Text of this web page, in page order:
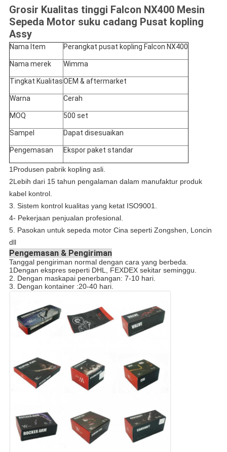
Grosir Kualitas tinggi Falcon NX400 Mesin
Sepeda Motor suku cadang Pusat kopling
Assy
Nama Item Perangkat pusat kopling Falcon NX400
Nama merek Wimma
Tingkat KualitasOEM & aftermarket
Warna Cerah
MOQ 500 set
Sampel Dapat disesuaikan
Pengemasan Ekspor paket standar
1Produsen pabrik kopling asli.
2Lebih dari 15 tahun pengalaman dalam manufaktur produk
kabel kontrol.
3. Sistem kontrol kualitas yang ketat ISO9001.
4- Pekerjaan penjualan profesional.
5. Pasokan untuk sepeda motor Cina seperti Zongshen, Loncin
dll
Pengemasan & Pengiriman
Tanggal pengiriman normal dengan cara yang berbeda.
1Dengan ekspres seperti DHL, FEXDEX sekitar seminggu.
2. Dengan maskapai penerbangan: 7-10 hari.
3. Dengan kontainer :20-40 hari.